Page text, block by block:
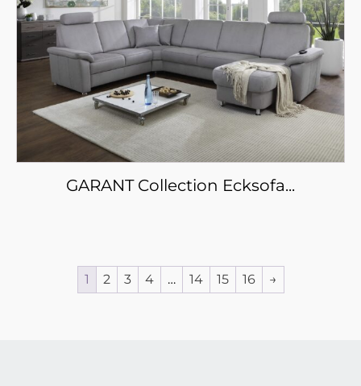
GARANT Collection Ecksofa...
1 2 3 4 … 14 15 16 →